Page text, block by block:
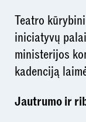
Teatro
iniciatyvų
ministerijos
kadenciją
Jautrumo ir